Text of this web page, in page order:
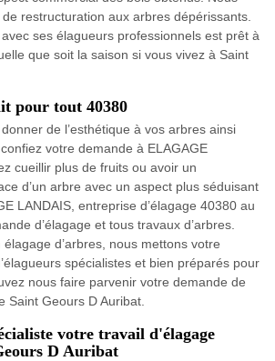
restructuration aux arbres dépérissants.
ses élagueurs professionnels est prêt à
que soit la saison si vous vivez à Saint
pour tout 40380
de l’esthétique à vos arbres ainsi
votre demande à ELAGAGE
cueillir plus de fruits ou avoir un
d’un arbre avec un aspect plus séduisant
LANDAIS, entreprise d’élagage 40380 au
d’élagage et tous travaux d’arbres.
d’arbres, nous mettons votre
spécialistes et bien préparés pour
nous faire parvenir votre demande de
Saint Geours D Auribat.
votre travail d'élagage
D Auribat